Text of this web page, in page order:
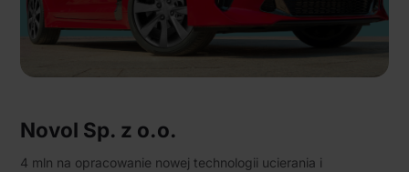
Novol Sp. z o.o.
4 mln na opracowanie nowej technologii ucierania i